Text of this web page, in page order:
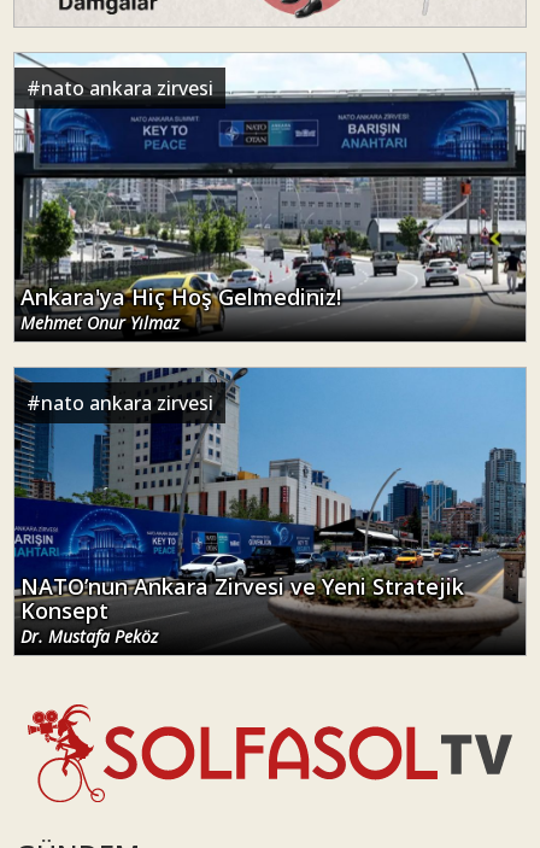
#nato ankara zirvesi
Ankara'ya Hiç Hoş Gelmediniz!
Mehmet Onur Yılmaz
#nato ankara zirvesi
NATO’nun Ankara Zirvesi ve Yeni Stratejik
Konsept
Dr. Mustafa Peköz